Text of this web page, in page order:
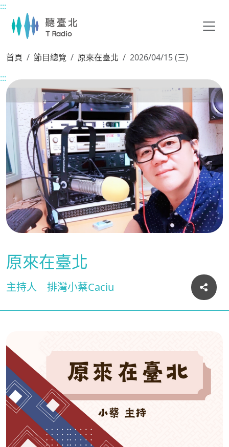
主要內容區塊
:::
首頁 節目總覽 原來在臺北
2026/04/15 (三)
:::
原來在臺北
主持人 排灣小蔡Caciu